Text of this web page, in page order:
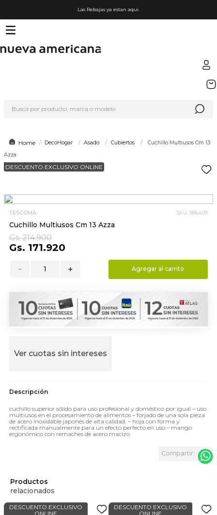
Las Rebajas ya estan aqui.
DecoHogar Asado Cubiertos
Cuchillo Multiusos Cm 13
Azza
DESCUENTO EXCLUSIVO ONLINE
TESCOMA SKU: 986409
Cuchillo Multiusos Cm 13 Azza
Gs. 214.900
Gs. 171.920
＋
－ Agregar al carrito
Ver cuotas sin intereses
cuchillo superior sólido para uso profesional y doméstico por igual – uso
multiusos en el procesamiento de alimentos – forjado de una sola pieza
de acero inoxidable japonés de alta calidad, – hoja con forma y
rectificada manualmente para un efecto perfecto en uso – mango
ergonómico con remaches de acero macizo
Productos
relacionados
DESCUENTO EXCLUSIVO
ONLINE
DESCUENTO EXCLUSIVO
ONLINE
2.
nike
4.
lego
5.
7.
organizador
8.
almohada
9.
hydrate
10. toalla